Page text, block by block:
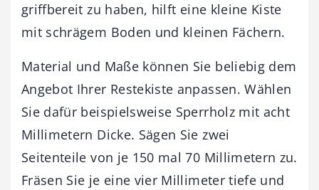
griffbereit zu haben, hilft eine kleine Kiste
mit schrägem Boden und kleinen Fächern.
Material und Maße können Sie beliebig dem
Angebot Ihrer Restekiste anpassen. Wählen
Sie dafür beispielsweise Sperrholz mit acht
Millimetern Dicke. Sägen Sie zwei
Seitenteile von je 150 mal 70 Millimetern zu.
Fräsen Sie je eine vier Millimeter tiefe und